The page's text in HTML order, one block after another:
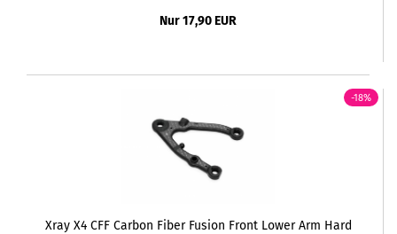
Nur 17,90 EUR
-18%
Xray X4 CFF Carbon Fiber Fusion Front Lower Arm Hard